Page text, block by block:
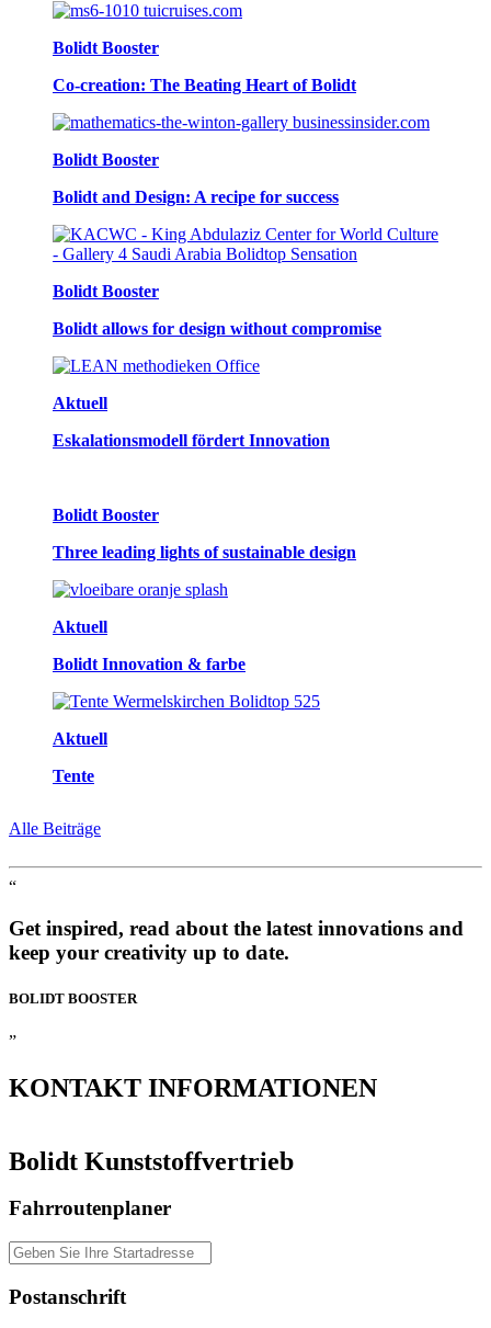
Bolidt Booster
Co-creation: The Beating Heart of Bolidt
Bolidt Booster
Bolidt and Design: A recipe for success
Bolidt Booster
Bolidt allows for design without compromise
Aktuell
Eskalationsmodell fördert Innovation
Bolidt Booster
Three leading lights of sustainable design
Aktuell
Bolidt Innovation & farbe
Aktuell
Tente
Alle Beiträge
“
Get inspired, read about the latest innovations and
keep your creativity up to date.
BOLIDT BOOSTER
”
KONTAKT INFORMATIONEN
Bolidt Kunststoffvertrieb
Fahrroutenplaner
Postanschrift